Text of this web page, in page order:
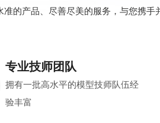
的产品、尽善尽美的服务，与您携手
专业技师团队
拥有一批高水平的模型技师队伍经
验丰富